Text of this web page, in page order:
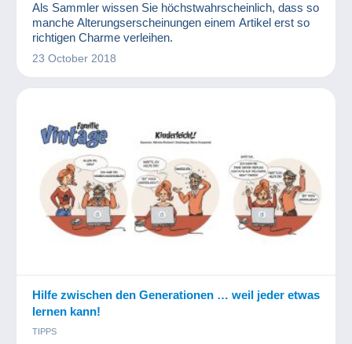
Als Sammler wissen Sie höchstwahrscheinlich, dass so
manche Alterungserscheinungen einem Artikel erst so
richtigen Charme verleihen.
23 October 2018
Hilfe zwischen den Generationen … weil jeder etwas
lernen kann!
TIPPS